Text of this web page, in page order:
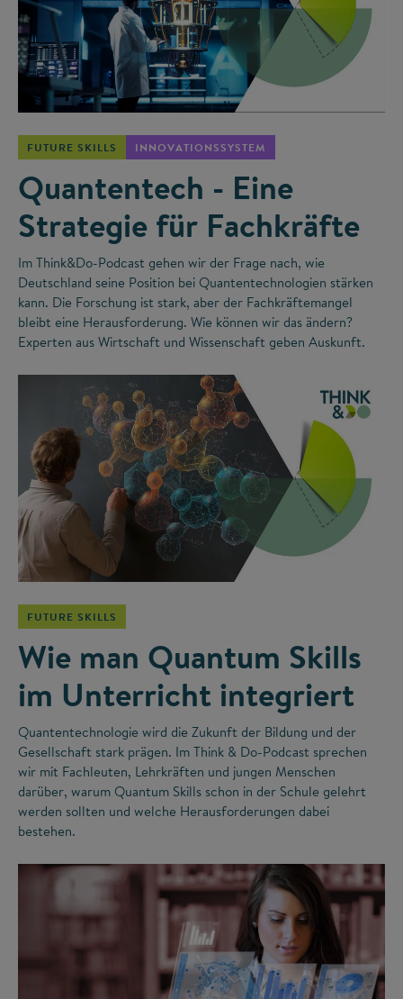
FUTURE SKILLS INNOVATIONSSYSTEM
Quantentech - Eine
Strategie für Fachkräfte
Im Think&Do-Podcast gehen wir der Frage nach, wie
Deutschland seine Position bei Quantentechnologien stärken
kann. Die Forschung ist stark, aber der Fachkräftemangel
bleibt eine Herausforderung. Wie können wir das ändern?
Experten aus Wirtschaft und Wissenschaft geben Auskunft.
FUTURE SKILLS
Wie man Quantum Skills
im Unterricht integriert
Quantentechnologie wird die Zukunft der Bildung und der
Gesellschaft stark prägen. Im Think & Do-Podcast sprechen
wir mit Fachleuten, Lehrkräften und jungen Menschen
darüber, warum Quantum Skills schon in der Schule gelehrt
werden sollten und welche Herausforderungen dabei
bestehen.